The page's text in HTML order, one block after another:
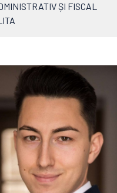
ȘI FISCAL